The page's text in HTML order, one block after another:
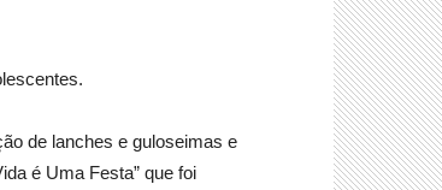
de lanches e guloseimas e
é Uma Festa” que foi